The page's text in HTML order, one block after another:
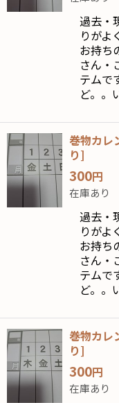
過去・
りがよ
お持ち
さん・
テムで
ど。。
巻物カ
り]
300円
在庫あり
過去・
りがよ
お持ち
さん・
テムで
ど。。
巻物カ
り]
300円
在庫あり